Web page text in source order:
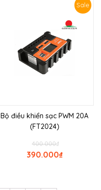
Sale
Bộ điều khiển sạc PWM 20A
(FT2024)
₫
400.000
₫
390.000